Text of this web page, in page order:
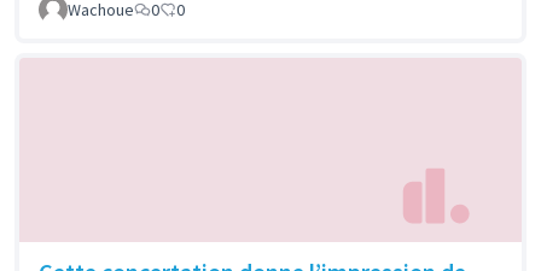
Wachoue 0 0